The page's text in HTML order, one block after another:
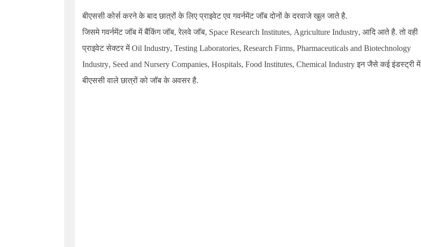
बीएससी कोर्स करने के बाद छात्रों के लिए प्राइवेट एव गवर्नमेंट जॉब दोनों के दरवाजे खुल जाते है.
जिसमे गवर्नमेंट जॉब में बैंकिंग जॉब, रेलवे जॉब, Space Research Institutes, Agriculture Industry, आदि आते है. तो वही
प्राइवेट सेक्टर मेंOil Industry, Testing Laboratories, Research Firms, Pharmaceuticals and Biotechnology
Industry, Seed and Nursery Companies, Hospitals, Food Institutes, Chemical Industryइन जैसे कई इंडस्ट्री में
बीएससी वाले छात्रों को जॉब के अवसर है.